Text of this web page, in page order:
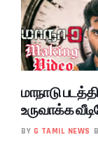
மாநாடு
உருவாக்க
BY G TAMIL NEWS